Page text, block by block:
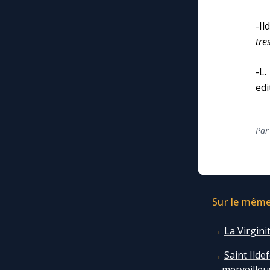
-
-
Par
Sur le
La
Saint